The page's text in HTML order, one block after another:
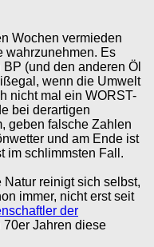
Wochen vermieden
wahrzunehmen. Es
(und den anderen Öl
wenn die Umwelt
nicht mal ein WORST-
bei derartigen
geben falsche Zahlen
und am Ende ist
im schlimmsten Fall.
reinigt sich selbst,
immer, nicht erst seit
der
Jahren diese